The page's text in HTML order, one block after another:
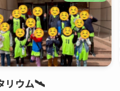
リウム🛰️